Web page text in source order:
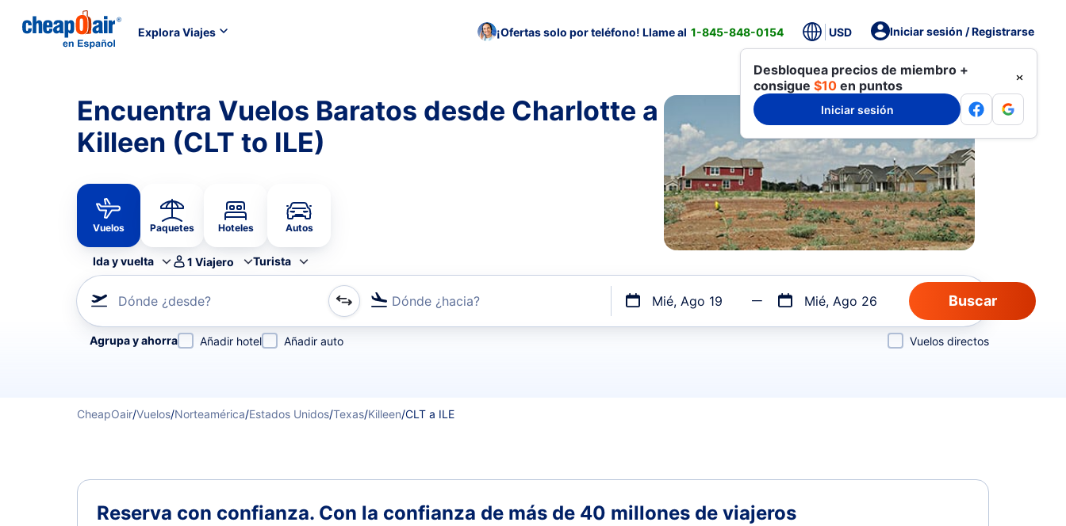
Explora Viajes ¡Ofertas solo por teléfono! Llame al 1-845-848-0154 USD Iniciar sesión / Registrarse
Desbloquea precios de miembro +
consigue $10 en puntos
Iniciar sesión
Encuentra Vuelos Baratos desde Charlotte a
Killeen (CLT to ILE)
Vuelos Paquetes Hoteles Autos
Ida y vuelta 1 Viajero Turista
Dónde ¿desde? Dónde ¿hacia? Mié, Ago 19 Mié, Ago 26
Refina tu búsqueda por aerolínea, por ciudad o aeropuerto o por vuelos directos
Agrupa y ahorra Añadir hotel Añadir auto Vuelos directos
CheapOair/Vuelos/Norteamérica/Estados Unidos/Texas/Killeen/CLT a ILE
Reserva con confianza. Con la confianza de más de 40 millones de viajeros